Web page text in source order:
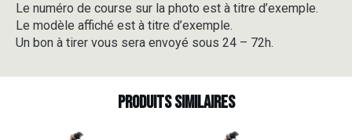
Le numéro de course sur la photo est à titre d’exemple.
Le modèle affiché est à titre d’exemple.
Un bon à tirer vous sera envoyé sous 24 – 72h.
Produits similaires